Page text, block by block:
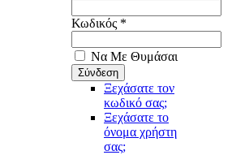
Κωδικός *
Να Με Θυμάσαι
Ξεχάσατε τον
κωδικό σας;
Ξεχάσατε το
όνομα χρήστη
σας;